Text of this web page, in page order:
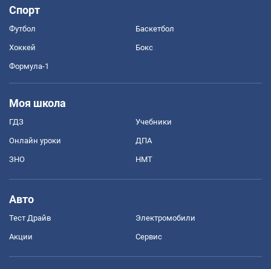
Спорт
Футбол Баскетбол
Хоккей Бокс
Формула-1
Моя школа
ГДЗ Учебники
Онлайн уроки ДПА
ЗНО НМТ
Авто
Тест Драйв Электромобили
Акции Сервис